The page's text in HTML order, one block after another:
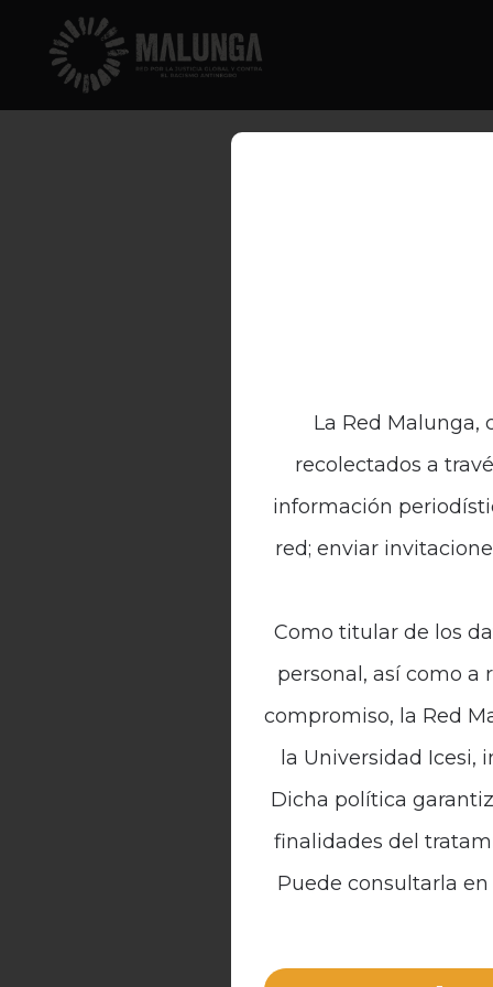
La Red Malunga,
recolectados a
información
red; enviar
Como titular de los
personal, así como a
compromiso, la Red
la Universidad Icesi,
Dicha política
finalidades del
Puede consultarla